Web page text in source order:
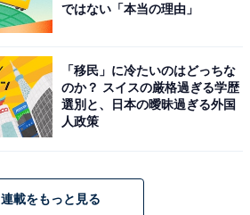
ではない「本当の理由」
「移民」に冷たいのはどっちな
のか？ スイスの厳格過ぎる学歴
選別と、日本の曖昧過ぎる外国
人政策
連載をもっと見る